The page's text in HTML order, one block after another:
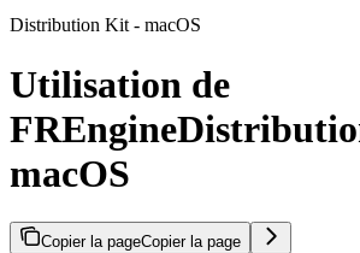
Distribution Kit - macOS
Utilisation de
macOS
Copier la pageCopier la page